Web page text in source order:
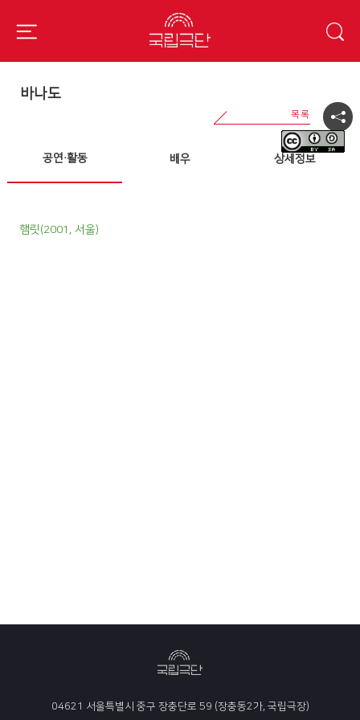
바나도
공연·활동 배우 상세정보
햄릿(2001, 서울)
04621 서울특별시 중구 장충단로 59 (장충동2가, 국립극장)